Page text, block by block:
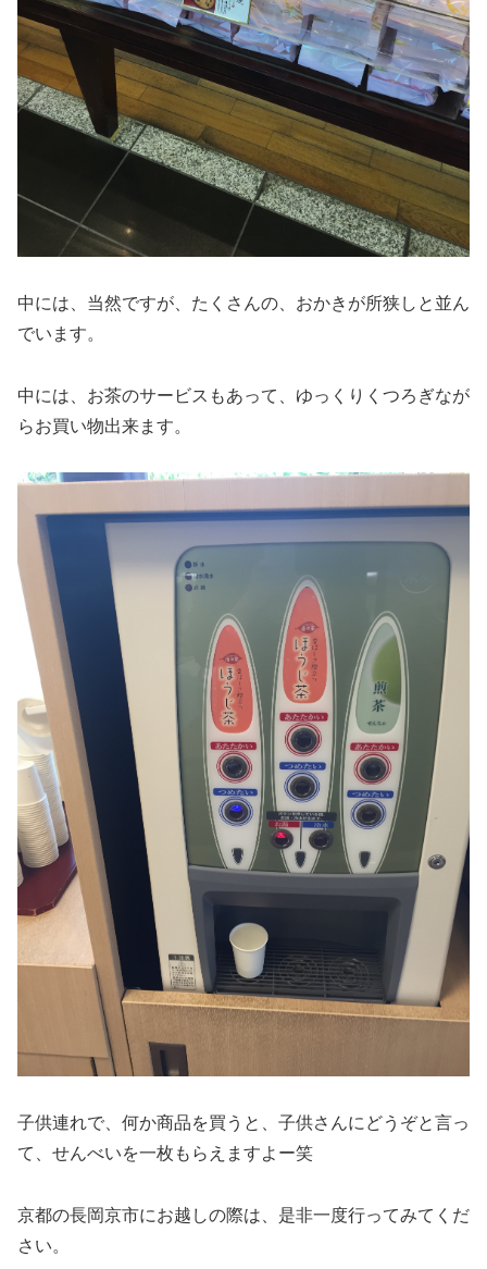
中には、当然ですが、たくさんの、おかきが所狭しと並ん
でいます。
中には、お茶のサービスもあって、ゆっくりくつろぎなが
らお買い物出来ます。
子供連れで、何か商品を買うと、子供さんにどうぞと言っ
て、せんべいを一枚もらえますよー笑
京都の長岡京市にお越しの際は、是非一度行ってみてくだ
さい。